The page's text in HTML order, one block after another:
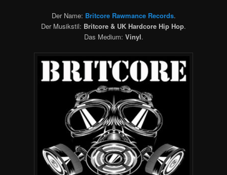
Der Name: Britcore Rawmance Records.
Der Musikstil: Britcore & UK Hardcore Hip Hop.
Das Medium: Vinyl.